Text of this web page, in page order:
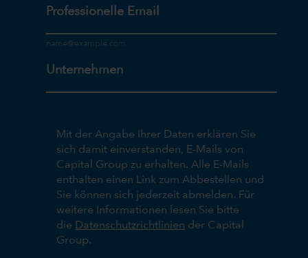
Professionelle Email
Unternehmen
Mit der Angabe Ihrer Daten erklären Sie
sich damit einverstanden, E-Mails von
Capital Group zu erhalten. Alle E-Mails
enthalten einen Link zum Abbestellen und
Sie können sich jederzeit abmelden. Für
weitere Informationen lesen Sie bitte
die Datenschutzrichtlinien der Capital
Group.